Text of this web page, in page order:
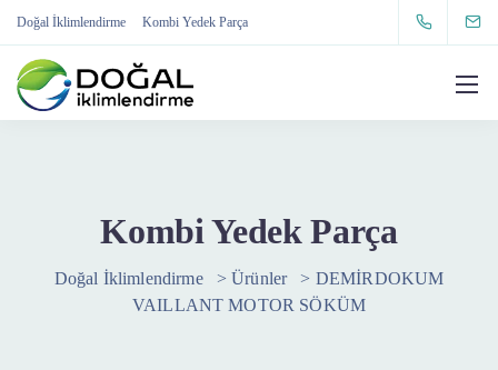
Doğal İklimlendirme Kombi Yedek Parça
Kombi Yedek Parça
Doğal İklimlendirme >Ürünler > DEMİRDOKUM
VAILLANT MOTOR SÖKÜM